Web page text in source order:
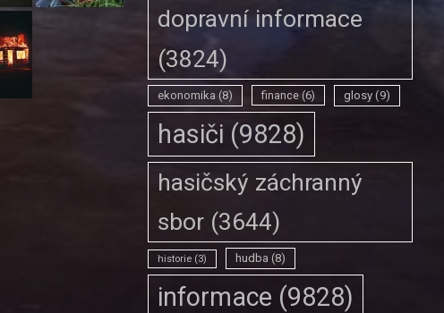
dopravní informace
(3824)
ekonomika (8) finance (6) glosy (9)
hasiči (9828)
hasičský záchranný
sbor (3644)
historie (3) hudba (8)
informace (9828)